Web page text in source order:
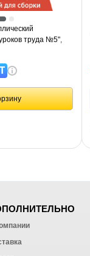
труда №5",
104683